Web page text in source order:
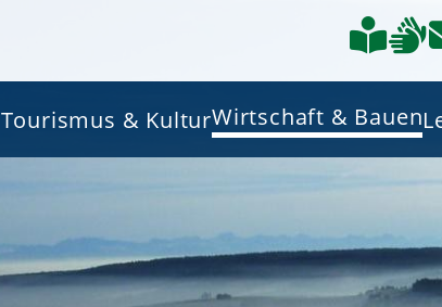
Tourismus & KulturWirtschaft & Bauen